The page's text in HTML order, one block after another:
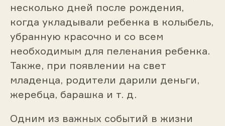
несколько дней после рождения,
когда укладывали ребенка в колыбель,
убранную красочно и со всем
необходимым для пеленания ребенка.
Также, при появлении на свет
младенца, родители дарили деньги,
жеребца, барашка и т. д.
Одним из важных событий в жизни